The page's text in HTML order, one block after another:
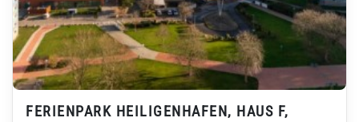
FERIENPARK HEILIGENHAFEN, HAUS F,